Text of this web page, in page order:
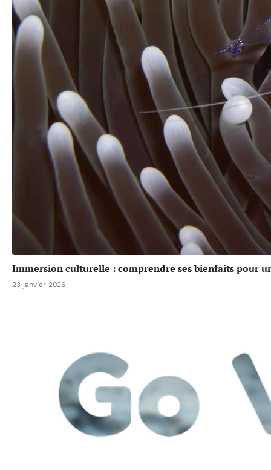
Immersion culturelle : comprendre ses bienfaits pour
23 janvier 2026